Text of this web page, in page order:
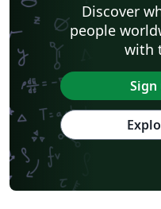
Discover
people
with